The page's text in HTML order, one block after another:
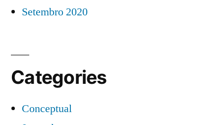
Setembro 2020
Categories
Conceptual